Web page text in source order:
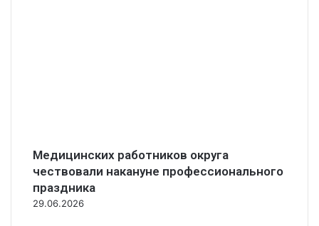
Медицинских работников округа
чествовали накануне профессионального
праздника
29.06.2026